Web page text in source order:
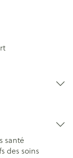
santé
des soins